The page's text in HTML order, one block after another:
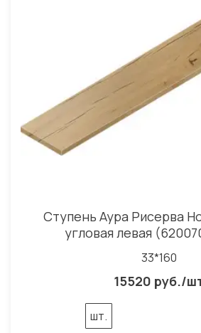
Ступень Аура Рисерва
угловая левая
33*160
15520 руб./
шт.